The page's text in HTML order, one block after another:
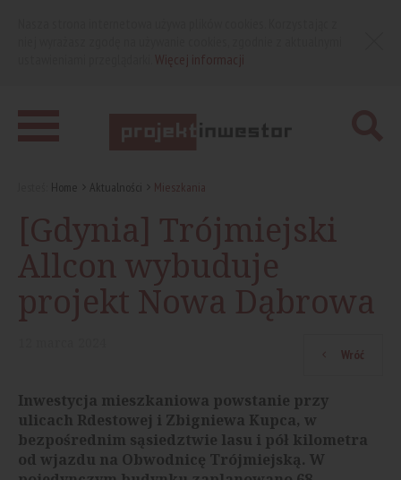
Home Aktualności Mieszkania
[Gdynia] Trójmiejski
Allcon wybuduje
projekt Nowa Dąbrowa
Wróć
Inwestycja mieszkaniowa powstanie przy
ulicach Rdestowej i Zbigniewa Kupca, w
bezpośrednim sąsiedztwie lasu i pół kilometra
od wjazdu na Obwodnicę Trójmiejską. W